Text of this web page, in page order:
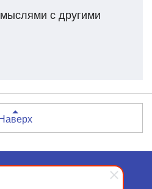
с другими
Наверх